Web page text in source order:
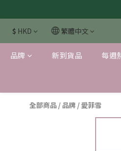
$ HKD 繁體中文
品牌 新到貨品 每週
全部商品 / 品牌 / 愛菲雪